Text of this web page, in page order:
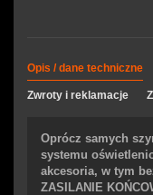
Opis / dane techniczne
Zwroty i reklamacje
Oprócz samych
systemu
akcesoria, w tym
ZASILANIE